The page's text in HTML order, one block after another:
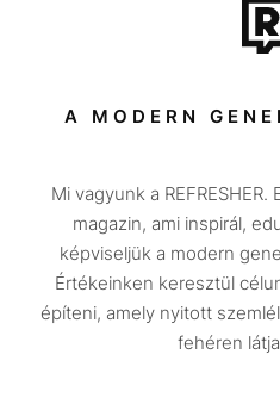
Tech-
Sport
A MODERN
Mi vagyunk a
magazin, ami inspirál,
képviseljük a modern
Értékeinken keresztül
építeni, amely nyitott
fehéren